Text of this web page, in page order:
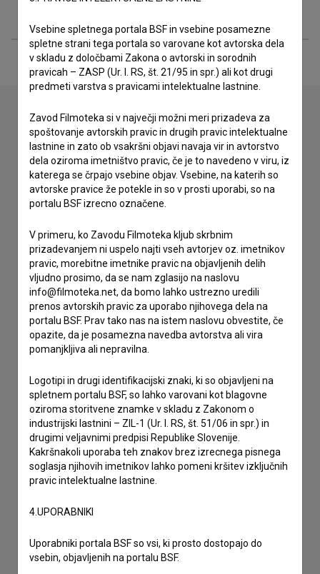
Stik z uredništvom
Spoštovani, s pomočjo spodnjega obrazca lahko stopite v
stik z uredništvom Baze slovenskih filmov. Veseli bomo vaših
odzivov.
imam vprašanje
prijavljam napako
želim dodati podatke
drugo
Vsebine spletnega portala BSF in vsebine posamezne
spletne strani tega portala so varovane kot avtorska dela
v skladu z določbami Zakona o avtorski in sorodnih
pravicah – ZASP (Ur. l. RS, št. 21/95 in spr.) ali kot drugi
predmeti varstva s pravicami intelektualne lastnine.
Zavod Filmoteka si v največji možni meri prizadeva za
spoštovanje avtorskih pravic in drugih pravic intelektualne
lastnine in zato ob vsakršni objavi navaja vir in avtorstvo
dela oziroma imetništvo pravic, če je to navedeno v viru, iz
katerega se črpajo vsebine objav. Vsebine, na katerih so
avtorske pravice že potekle in so v prosti uporabi, so na
portalu BSF izrecno označene.
V primeru, ko Zavodu Filmoteka kljub skrbnim
prizadevanjem ni uspelo najti vseh avtorjev oz. imetnikov
pravic, morebitne imetnike pravic na objavljenih delih
vljudno prosimo, da se nam zglasijo na naslovu
info@filmoteka.net, da bomo lahko ustrezno uredili
prenos avtorskih pravic za uporabo njihovega dela na
portalu BSF. Prav tako nas na istem naslovu obvestite, če
opazite, da je posamezna navedba avtorstva ali vira
pomanjkljiva ali nepravilna.
Logotipi in drugi identifikacijski znaki, ki so objavljeni na
spletnem portalu BSF, so lahko varovani kot blagovne
oziroma storitvene znamke v skladu z Zakonom o
industrijski lastnini – ZIL-1 (Ur. l. RS, št. 51/06 in spr.) in
drugimi veljavnimi predpisi Republike Slovenije.
Kakršnakoli uporaba teh znakov brez izrecnega pisnega
soglasja njihovih imetnikov lahko pomeni kršitev izključnih
pravic intelektualne lastnine.
4.UPORABNIKI
Uporabniki portala BSF so vsi, ki prosto dostopajo do
vsebin, objavljenih na portalu BSF.